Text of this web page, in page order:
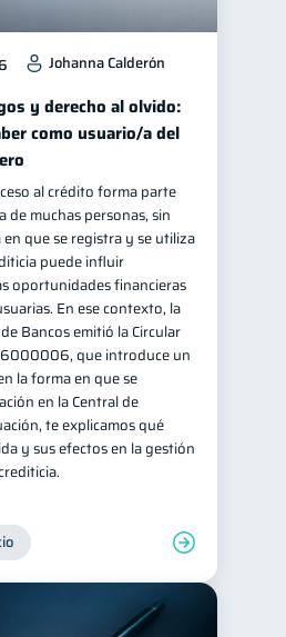
1
1 ahorro 1
Doble sueldo
1
1
Johanna Calderón
y derecho al olvido:
como usuario/a del
al crédito forma parte
de muchas personas, sin
que se registra y se utiliza
puede influir
oportunidades financieras
En ese contexto, la
Bancos emitió la Circular
que introduce un
la forma en que se
en la Central de
te explicamos qué
y sus efectos en la gestión